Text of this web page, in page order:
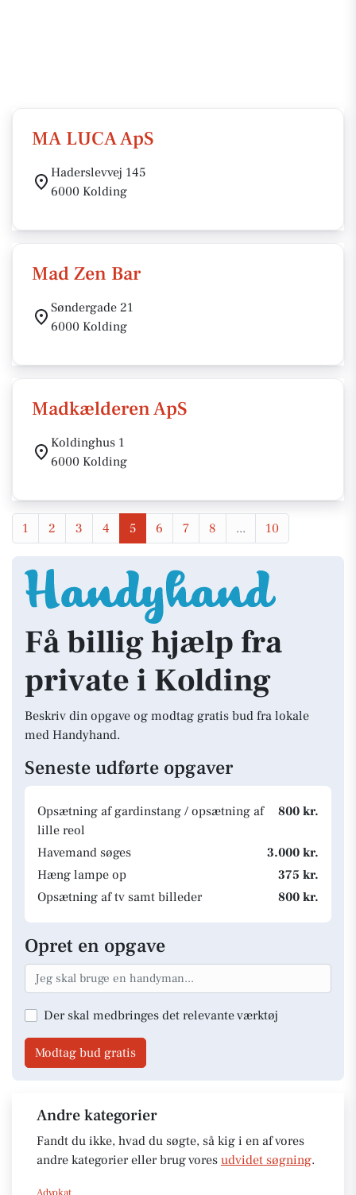
MA LUCA ApS
Haderslevvej 145
6000 Kolding
Mad Zen Bar
Søndergade 21
6000 Kolding
Madkælderen ApS
Koldinghus 1
6000 Kolding
1 2 3 4 5 6 7 8 ... 10
Få billig hjælp fra
private i Kolding
Beskriv din opgave og modtag gratis bud fra lokale
med Handyhand.
Seneste udførte opgaver
Opsætning af gardinstang / opsætning af
lille reol
800 kr.
Havemand søges
3.000 kr.
Hæng lampe op
375 kr.
Opsætning af tv samt billeder
800 kr.
Opret en opgave
Der skal medbringes det relevante værktøj
Modtag bud gratis
Andre kategorier
Fandt du ikke, hvad du søgte, så kig i en af vores
andre kategorier eller brug vores udvidet søgning.
Advokat